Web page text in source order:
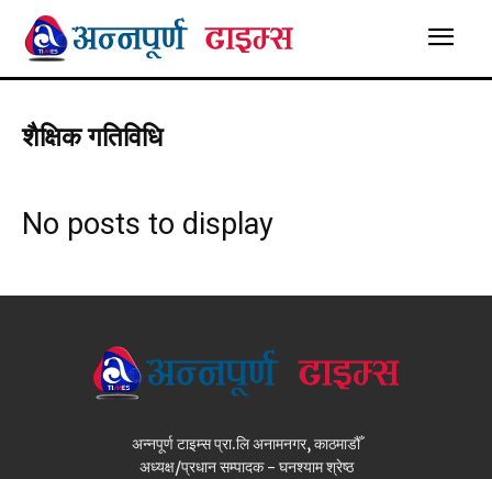
शैक्षिक गतिविधि
No posts to display
अन्नपूर्ण टाइम्स प्रा.लि अनामनगर, काठमाडौँ
अध्यक्ष/प्रधान सम्पादक - घनश्याम श्रेष्ठ